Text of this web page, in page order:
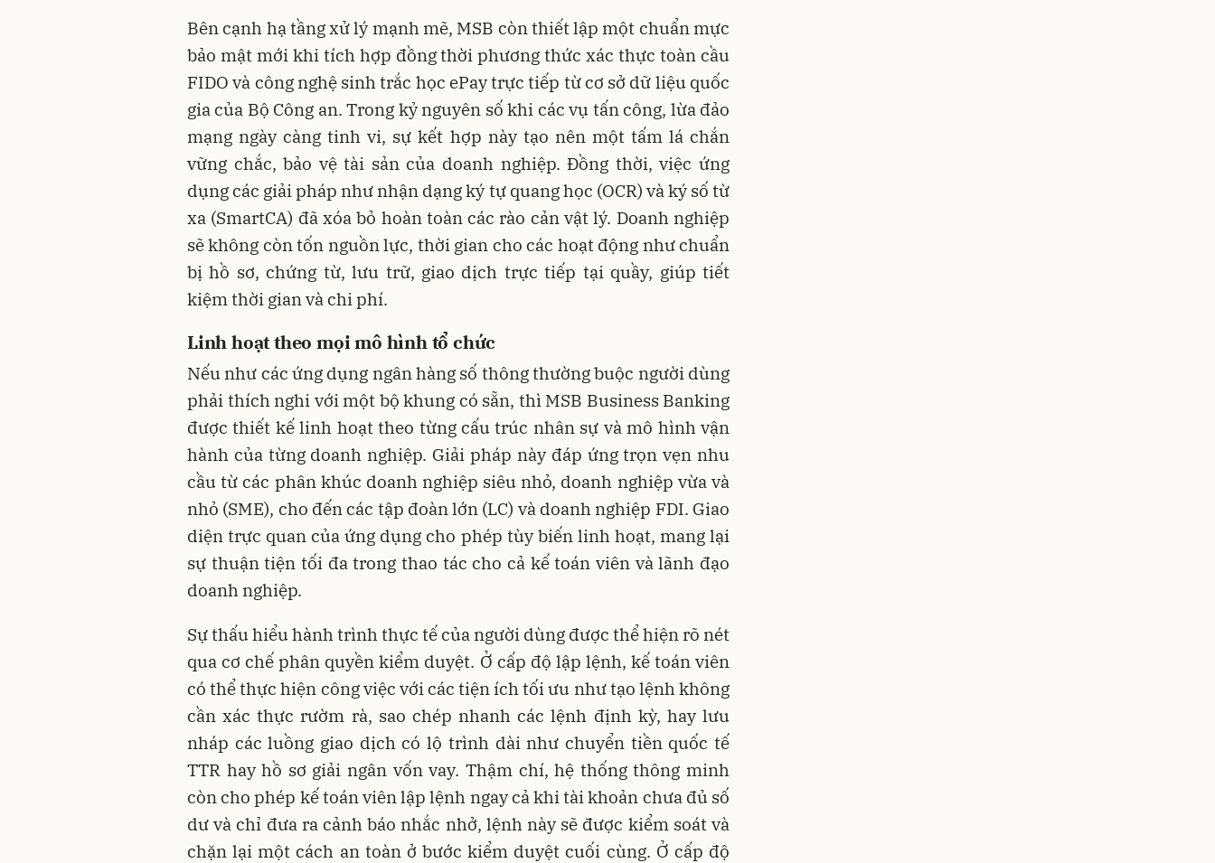
Bên cạnh hạ tầng xử lý mạnh mẽ, MSB còn thiết lập một chuẩn mực
bảo mật mới khi tích hợp đồng thời phương thức xác thực toàn cầu
FIDO và công nghệ sinh trắc học ePay trực tiếp từ cơ sở dữ liệu quốc
gia của Bộ Công an. Trong kỷ nguyên số khi các vụ tấn công, lừa đảo
mạng ngày càng tinh vi, sự kết hợp này tạo nên một tấm lá chắn
vững chắc, bảo vệ tài sản của doanh nghiệp. Đồng thời, việc ứng
dụng các giải pháp như nhận dạng ký tự quang học (OCR) và ký số từ
xa (SmartCA) đã xóa bỏ hoàn toàn các rào cản vật lý. Doanh nghiệp
sẽ không còn tốn nguồn lực, thời gian cho các hoạt động như chuẩn
bị hồ sơ, chứng từ, lưu trữ, giao dịch trực tiếp tại quầy, giúp tiết
kiệm thời gian và chi phí.
Linh hoạt theo mọi mô hình tổ chức
Nếu như các ứng dụng ngân hàng số thông thường buộc người dùng
phải thích nghi với một bộ khung có sẵn, thì MSB Business Banking
được thiết kế linh hoạt theo từng cấu trúc nhân sự và mô hình vận
hành của từng doanh nghiệp. Giải pháp này đáp ứng trọn vẹn nhu
cầu từ các phân khúc doanh nghiệp siêu nhỏ, doanh nghiệp vừa và
nhỏ (SME), cho đến các tập đoàn lớn (LC) và doanh nghiệp FDI. Giao
diện trực quan của ứng dụng cho phép tùy biến linh hoạt, mang lại
sự thuận tiện tối đa trong thao tác cho cả kế toán viên và lãnh đạo
doanh nghiệp.
Sự thấu hiểu hành trình thực tế của người dùng được thể hiện rõ nét
qua cơ chế phân quyền kiểm duyệt. Ở cấp độ lập lệnh, kế toán viên
có thể thực hiện công việc với các tiện ích tối ưu như tạo lệnh không
cần xác thực rườm rà, sao chép nhanh các lệnh định kỳ, hay lưu
nháp các luồng giao dịch có lộ trình dài như chuyển tiền quốc tế
TTR hay hồ sơ giải ngân vốn vay. Thậm chí, hệ thống thông minh
còn cho phép kế toán viên lập lệnh ngay cả khi tài khoản chưa đủ số
dư và chỉ đưa ra cảnh báo nhắc nhở, lệnh này sẽ được kiểm soát và
chặn lại một cách an toàn ở bước kiểm duyệt cuối cùng. Ở cấp độ